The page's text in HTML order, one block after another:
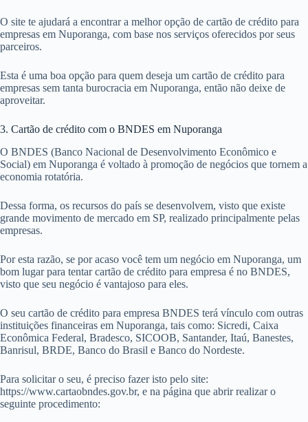
O site te ajudará a encontrar a melhor opção de cartão de crédito para
empresas em Nuporanga, com base nos serviços oferecidos por seus
parceiros.
Esta é uma boa opção para quem deseja um cartão de crédito para
empresas sem tanta burocracia em Nuporanga, então não deixe de
aproveitar.
3. Cartão de crédito com o BNDES em Nuporanga
O BNDES (Banco Nacional de Desenvolvimento Econômico e
Social) em Nuporanga é voltado à promoção de negócios que tornem a
economia rotatória.
Dessa forma, os recursos do país se desenvolvem, visto que existe
grande movimento de mercado em SP, realizado principalmente pelas
empresas.
Por esta razão, se por acaso você tem um negócio em Nuporanga, um
bom lugar para tentar cartão de crédito para empresa é no BNDES,
visto que seu negócio é vantajoso para eles.
O seu cartão de crédito para empresa BNDES terá vínculo com outras
instituições financeiras em Nuporanga, tais como: Sicredi, Caixa
Econômica Federal, Bradesco, SICOOB, Santander, Itaú, Banestes,
Banrisul, BRDE, Banco do Brasil e Banco do Nordeste.
Para solicitar o seu, é preciso fazer isto pelo site:
https://www.cartaobndes.gov.br, e na página que abrir realizar o
seguinte procedimento: